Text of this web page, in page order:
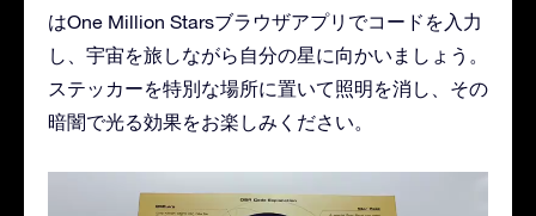
はOne Million Starsブラウザアプリでコードを入力
し、宇宙を旅しながら自分の星に向かいましょう。
ステッカーを特別な場所に置いて照明を消し、その
暗闇で光る効果をお楽しみください。